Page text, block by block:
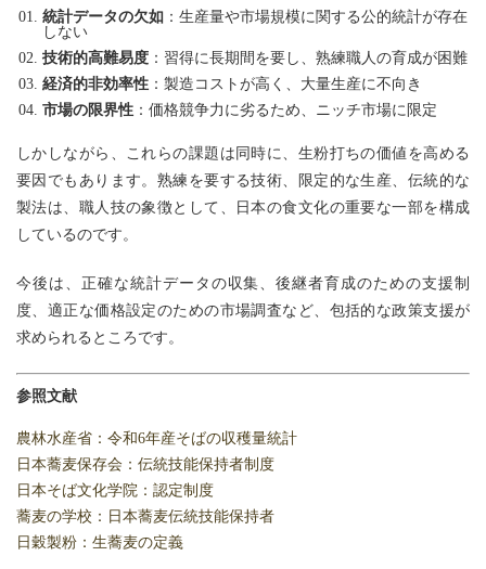
統計データの欠如 ：生産量や市場規模に関する公的統計が存在
しない
技術的高難易度：習得に長期間を要し、熟練職人の育成が困難
経済的非効率性：製造コストが高く、大量生産に不向き
市場の限界性：価格競争力に劣るため、ニッチ市場に限定
しかしながら、これらの課題は同時に、生粉打ちの価値を高める
要因でもあります。熟練を要する技術、限定的な生産、伝統的な
製法は、職人技の象徴として、日本の食文化の重要な一部を構成
しているのです。
今後は、正確な統計データの収集、後継者育成のための支援制
度、適正な価格設定のための市場調査など、包括的な政策支援が
求められるところです。
参照文献
農林水産省：令和6年産そばの収穫量統計
日本蕎麦保存会：伝統技能保持者制度
日本そば文化学院：認定制度
蕎麦の学校：日本蕎麦伝統技能保持者
日穀製粉：生蕎麦の定義